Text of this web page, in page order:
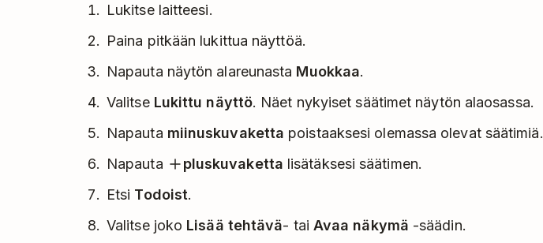
Lukitse laitteesi.
Paina pitkään lukittua näyttöä.
Napauta näytön alareunasta Muokkaa.
Valitse Lukittu näyttö. Näet nykyiset säätimet näytön alaosassa.
Napauta miinuskuvaketta poistaaksesi olemassa olevat säätimiä.
Napauta
pluskuvaketta lisätäksesi säätimen.
Etsi Todoist.
Valitse joko Lisää tehtävä- tai Avaa näkymä -säädin.